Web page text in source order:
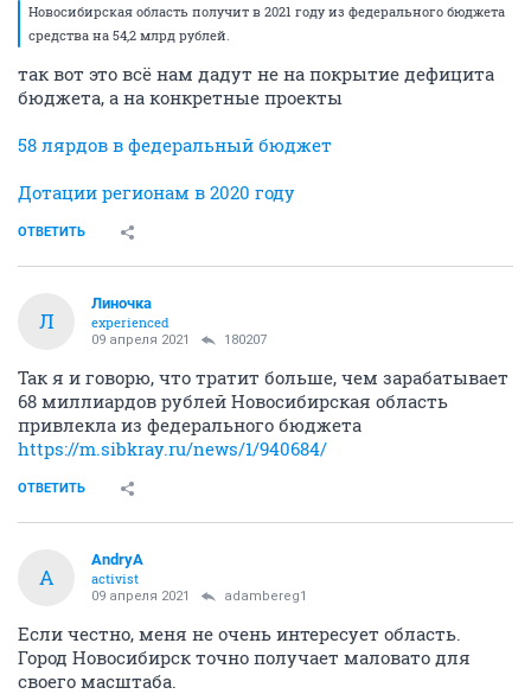
Новосибирская область получит в 2021 году из федерального бюджета
средства на 54,2 млрд рублей.
так вот это всё нам дадут не на покрытие дефицита
бюджета, а на конкретные проекты
58 лярдов в федеральный бюджет
Дотации регионам в 2020 году
ОТВЕТИТЬ
Л
Линочка
experienced
09 апреля 2021 180207
Так я и говорю, что тратит больше, чем зарабатывает
68 миллиардов рублей Новосибирская область
привлекла из федерального бюджета
https://m.sibkray.ru/news/1/940684/
ОТВЕТИТЬ
A
AndryA
activist
09 апреля 2021 adambereg1
Если честно, меня не очень интересует область.
Город Новосибирск точно получает маловато для
своего масштаба.